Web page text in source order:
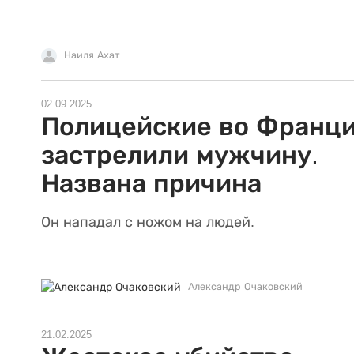
Наиля Ахат
02.09.2025
Полицейские во
застрелили мужчину.
Названа причина
Он нападал с ножом на людей.
Александр Очаковский
21.02.2025